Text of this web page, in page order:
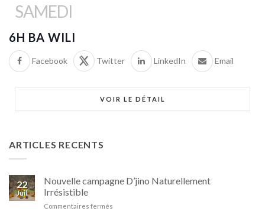
SAMEDI
6H BA WILI
Facebook Twitter LinkedIn Email
VOIR LE DÉTAIL
ARTICLES RECENTS
22
Juil
Nouvelle campagne D’jino Naturellement
Irrésistible
Commentaires fermés